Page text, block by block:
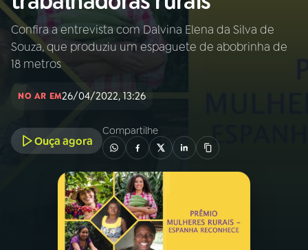
AO VIVO
INÍCIO
PROGRAMAS
Confira a entrevista com Dalvina Elena da Silva de
Souza, que produziu um espaguete de abobrinha de
18 metros
NO AR EM26/04/2022, 13:26
Ouça agora
Compartilhe